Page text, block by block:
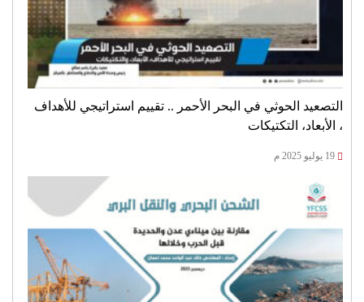
التصعيد الحوثي في البحر الأحمر .. تقييم استراتيجي للأهداف
، الأبعاد، التكتيكات